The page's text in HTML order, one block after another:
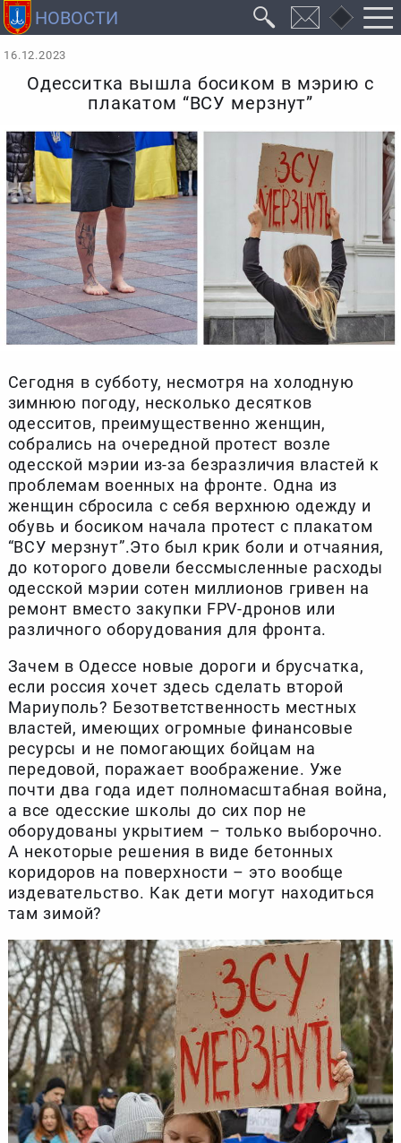
16.12.2023
Одесситка вышла босиком в мэрию с
плакатом “ВСУ мерзнут”
Сегодня в субботу, несмотря на холодную
зимнюю погоду, несколько десятков
одесситов, преимущественно женщин,
собрались на очередной протест возле
одесской мэрии из-за безразличия властей к
проблемам военных на фронте. Одна из
женщин сбросила с себя верхнюю одежду и
обувь и босиком начала протест с плакатом
“ВСУ мерзнут”.Это был крик боли и отчаяния,
до которого довели бессмысленные расходы
одесской мэрии сотен миллионов гривен на
ремонт вместо закупки FPV-дронов или
различного оборудования для фронта.
Зачем в Одессе новые дороги и брусчатка,
если россия хочет здесь сделать второй
Мариуполь? Безответственность местных
властей, имеющих огромные финансовые
ресурсы и не помогающих бойцам на
передовой, поражает воображение. Уже
почти два года идет полномасштабная война,
а все одесские школы до сих пор не
оборудованы укрытием – только выборочно.
А некоторые решения в виде бетонных
коридоров на поверхности – это вообще
издевательство. Как дети могут находиться
там зимой?